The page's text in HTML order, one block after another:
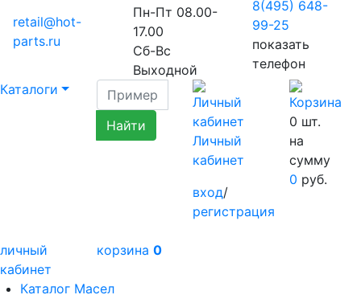
retail@hot-
parts.ru
Пн-Пт 08.00-
17.00
Сб-Вс
Выходной
8(495) 648-
99-25
показать
телефон
Каталоги
Личный
кабинет
вход/
регистрация
0 шт.
на
сумму
0 руб.
личный
кабинет
корзина 0
Каталог Масел